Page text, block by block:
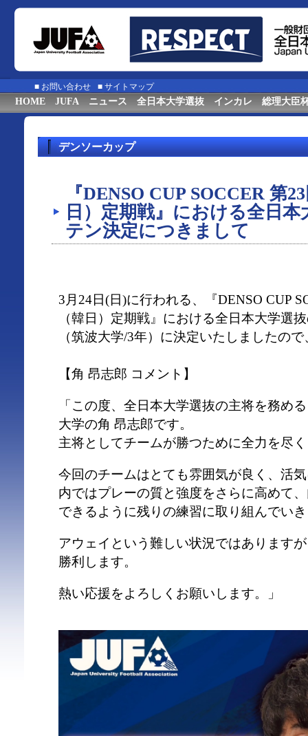
■ お問い合わせ ■ サイトマップ
HOME JUFA ニュース 全日本大学選抜 インカレ 総理大臣
デンソーカップ
『DENSO CUP SOCCER 第
日）定期戦』における全日
テン決定につきまして
3月24日(日)に行われる、『DENSO CUP
（韓日）定期戦』における全日本大学選
（筑波大学/3年）に決定いたしましたの
【角 昂志郎 コメント】
「この度、全日本大学選抜の主将を務め
大学の角 昂志郎です。
主将としてチームが勝つために全力を尽
今回のチームはとても雰囲気が良く、活
内ではプレーの質と強度をさらに高めて
できるように残りの練習に取り組んでい
アウェイという難しい状況ではあります
勝利します。
熱い応援をよろしくお願いします。」